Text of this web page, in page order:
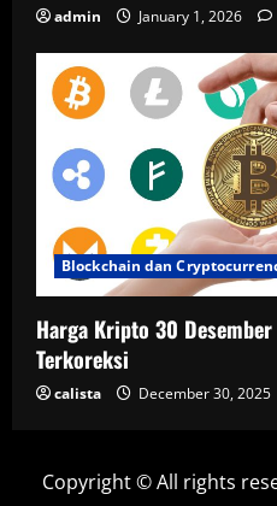
admin January 1, 2026
Blockchain dan
Harga Kripto 30
Terkoreksi
calista December 30, 2025
Copyright © All rights